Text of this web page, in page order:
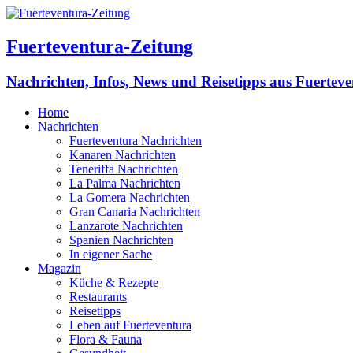
Fuerteventura-Zeitung
Nachrichten, Infos, News und Reisetipps aus
Home
Nachrichten
Fuerteventura Nachrichten
Kanaren Nachrichten
Teneriffa Nachrichten
La Palma Nachrichten
La Gomera Nachrichten
Gran Canaria Nachrichten
Lanzarote Nachrichten
Spanien Nachrichten
In eigener Sache
Magazin
Küche & Rezepte
Restaurants
Reisetipps
Leben auf Fuerteventura
Flora & Fauna